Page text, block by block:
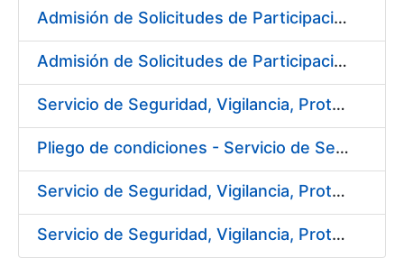
Admisión de Solicitudes de Participación - Ref. PR01/1003/2016
Admisión de Solicitudes de Participación - Ref. PR02/1003/2016
Servicio de Seguridad, Vigilancia, Protección y Control en los centros de la FNMT-RCM en Burgos.
Pliego de condiciones - Servicio de Seguridad, Vigilancia, Protección y Control en los centros de la FNMT-RCM en Burgos
Servicio de Seguridad, Vigilancia, Protección y Control en los centros de la FNMT-RCM en Madrid
Servicio de Seguridad, Vigilancia, Protección y Control en los centros de la FNMT-RCM en Madrid